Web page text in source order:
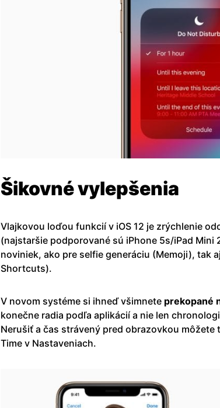
Šikovné vylepšenia
Vlajkovou loďou funkcií v iOS 12 je zrýchlenie
(najstaršie podporované sú iPhone 5s/iPad
noviniek, ako pre selfie generáciu (Memoji), tak
Shortcuts).
V novom systéme si ihneď všimnete prekopané
konečne radia podľa aplikácií a nie len
Nerušiť a čas strávený pred obrazovkou môžete
Time v Nastaveniach.